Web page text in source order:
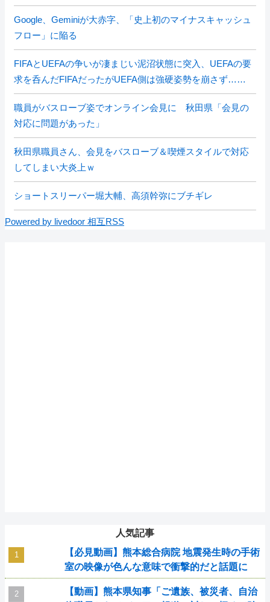
Google、Geminiが大赤字、「史上初のマイナスキャッシュ
フロー」に陥る
FIFAとUEFAの争いが凄まじい泥沼状態に突入、UEFAの要
求を呑んだFIFAだったがUEFA側は強硬姿勢を崩さず……
職員がバスローブ姿でオンライン会見に 秋田県「会見の
対応に問題があった」
秋田県職員さん、会見をバスローブ＆喫煙スタイルで対応
してしまい大炎上ｗ
ショートスリーパー堀大輔、高須幹弥にブチギレ
Powered by livedoor 相互RSS
人気記事
【必見動画】熊本総合病院 地震発生時の手術
室の映像が色んな意味で衝撃的だと話題に
【動画】熊本県知事「ご遺族、被災者、自治